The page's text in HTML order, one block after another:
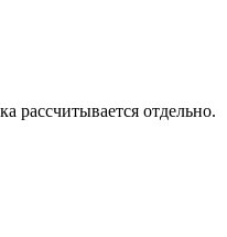
рассчитывается отдельно.